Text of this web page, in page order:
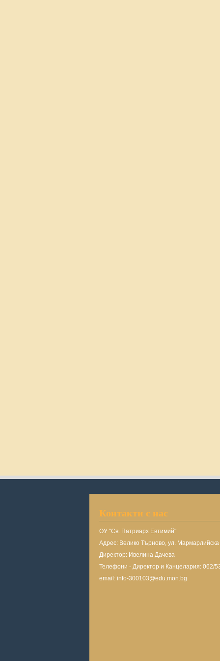
Контакти с нас
ОУ "Св. Патриарх Евтимий"
Адрес: Велико Търново, ул.
Директор: Ивелина Дачева
Телефони - Директор и Канцелария: 062/
email: info-300103@edu.mon.bg